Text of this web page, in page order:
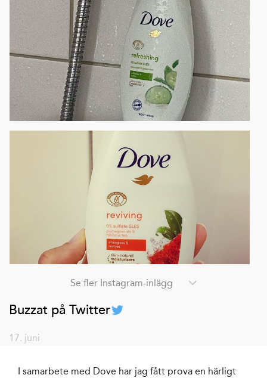
Se fler Instagram-inlägg
Buzzat på Twitter
17. juni
I samarbete med Dove har jag fått prova en härligt